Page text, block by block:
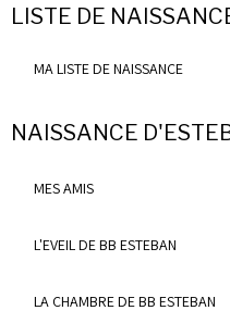
LISTE DE
MA LISTE DE NAISSANCE
NAISSANCE
MES AMIS
L'EVEIL DE BB ESTEBAN
LA CHAMBRE DE BB ESTEBAN